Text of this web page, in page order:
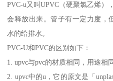
PVC-u又叫UPVC（硬聚氯乙烯）
会释放出来。管子有一定力度，
水的给排水。
PVC-U和PVC的区别如下：
1. upvc与pvc的材质相同，用途相
2. upvc中的u，它的原文是「